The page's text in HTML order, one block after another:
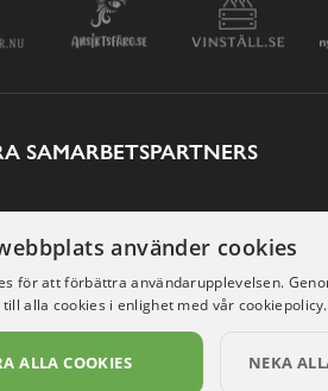
SAMARBETSPARTNERS
använder cookies
för att förbättra användarupplevelsen.
alla cookies i enlighet med vår cookiepolicy.
ALLA COOKIES NEKA